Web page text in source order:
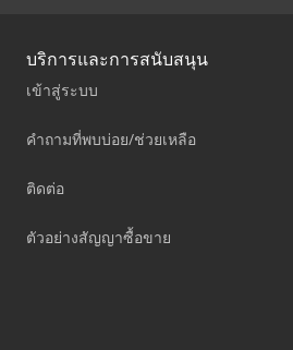
บริการและการสนับสนุน
เข้าสู่ระบบ
คำถามที่พบบ่อย/ช่วยเหลือ
ติดต่อ
ตัวอย่างสัญญาซื้อขาย